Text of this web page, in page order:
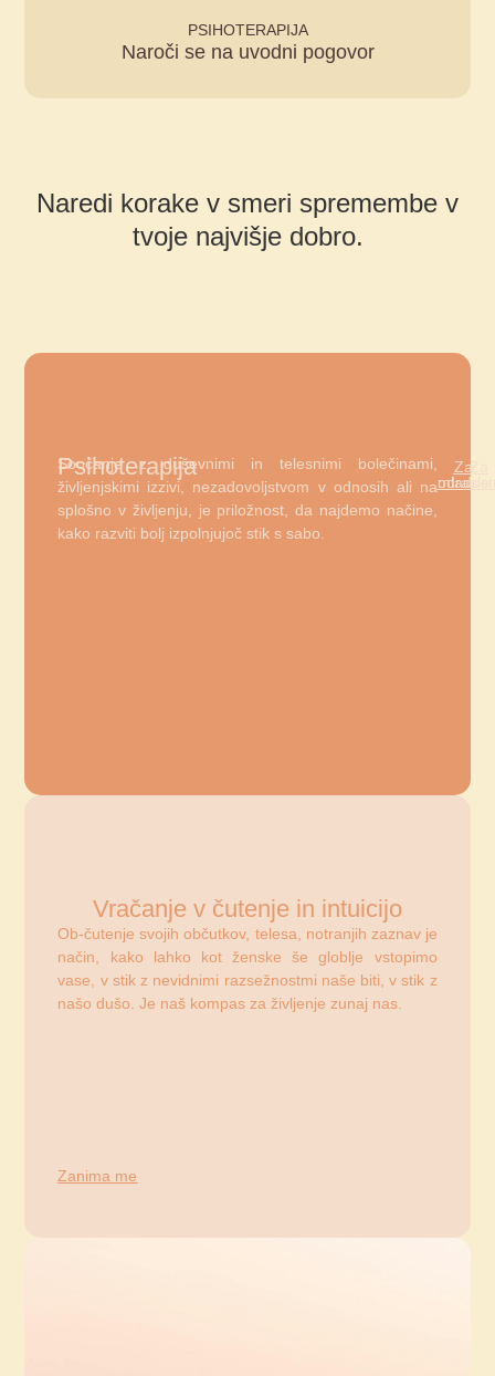
PSIHOTERAPIJA
Naroči se na uvodni pogovor
Naredi korake v smeri spremembe v
tvoje najvišje dobro.
Psihoterapija
Soočanje z duševnimi in telesnimi bolečinami,
življenjskimi izzivi, nezadovoljstvom v odnosih ali na
splošno v življenju, je priložnost, da najdemo načine,
kako razviti bolj izpolnjujoč stik s sabo.
Za
odrasle
Za
Vračanje v čutenje in intuicijo
Ob-čutenje svojih občutkov, telesa, notranjih zaznav je
način, kako lahko kot ženske še globlje vstopimo
vase, v stik z nevidnimi razsežnostmi naše biti, v stik z
našo dušo. Je naš kompas za življenje zunaj nas.
Zanima me